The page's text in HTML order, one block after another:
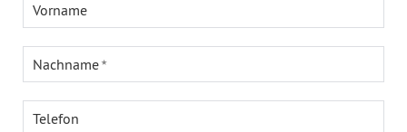
Vorname
Nachname
Telefon